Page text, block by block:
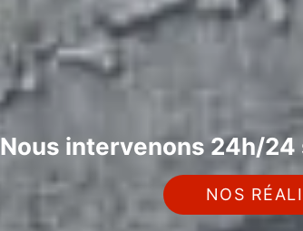
Nous intervenons 24h/24
NOS